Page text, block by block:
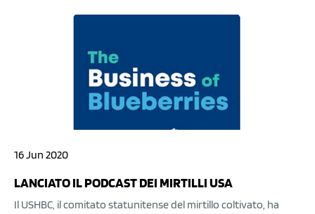
16 Jun 2020
LANCIATO IL PODCAST DEI MIRTILLI USA
Il USHBC, il comitato statunitense del mirtillo coltivato, ha